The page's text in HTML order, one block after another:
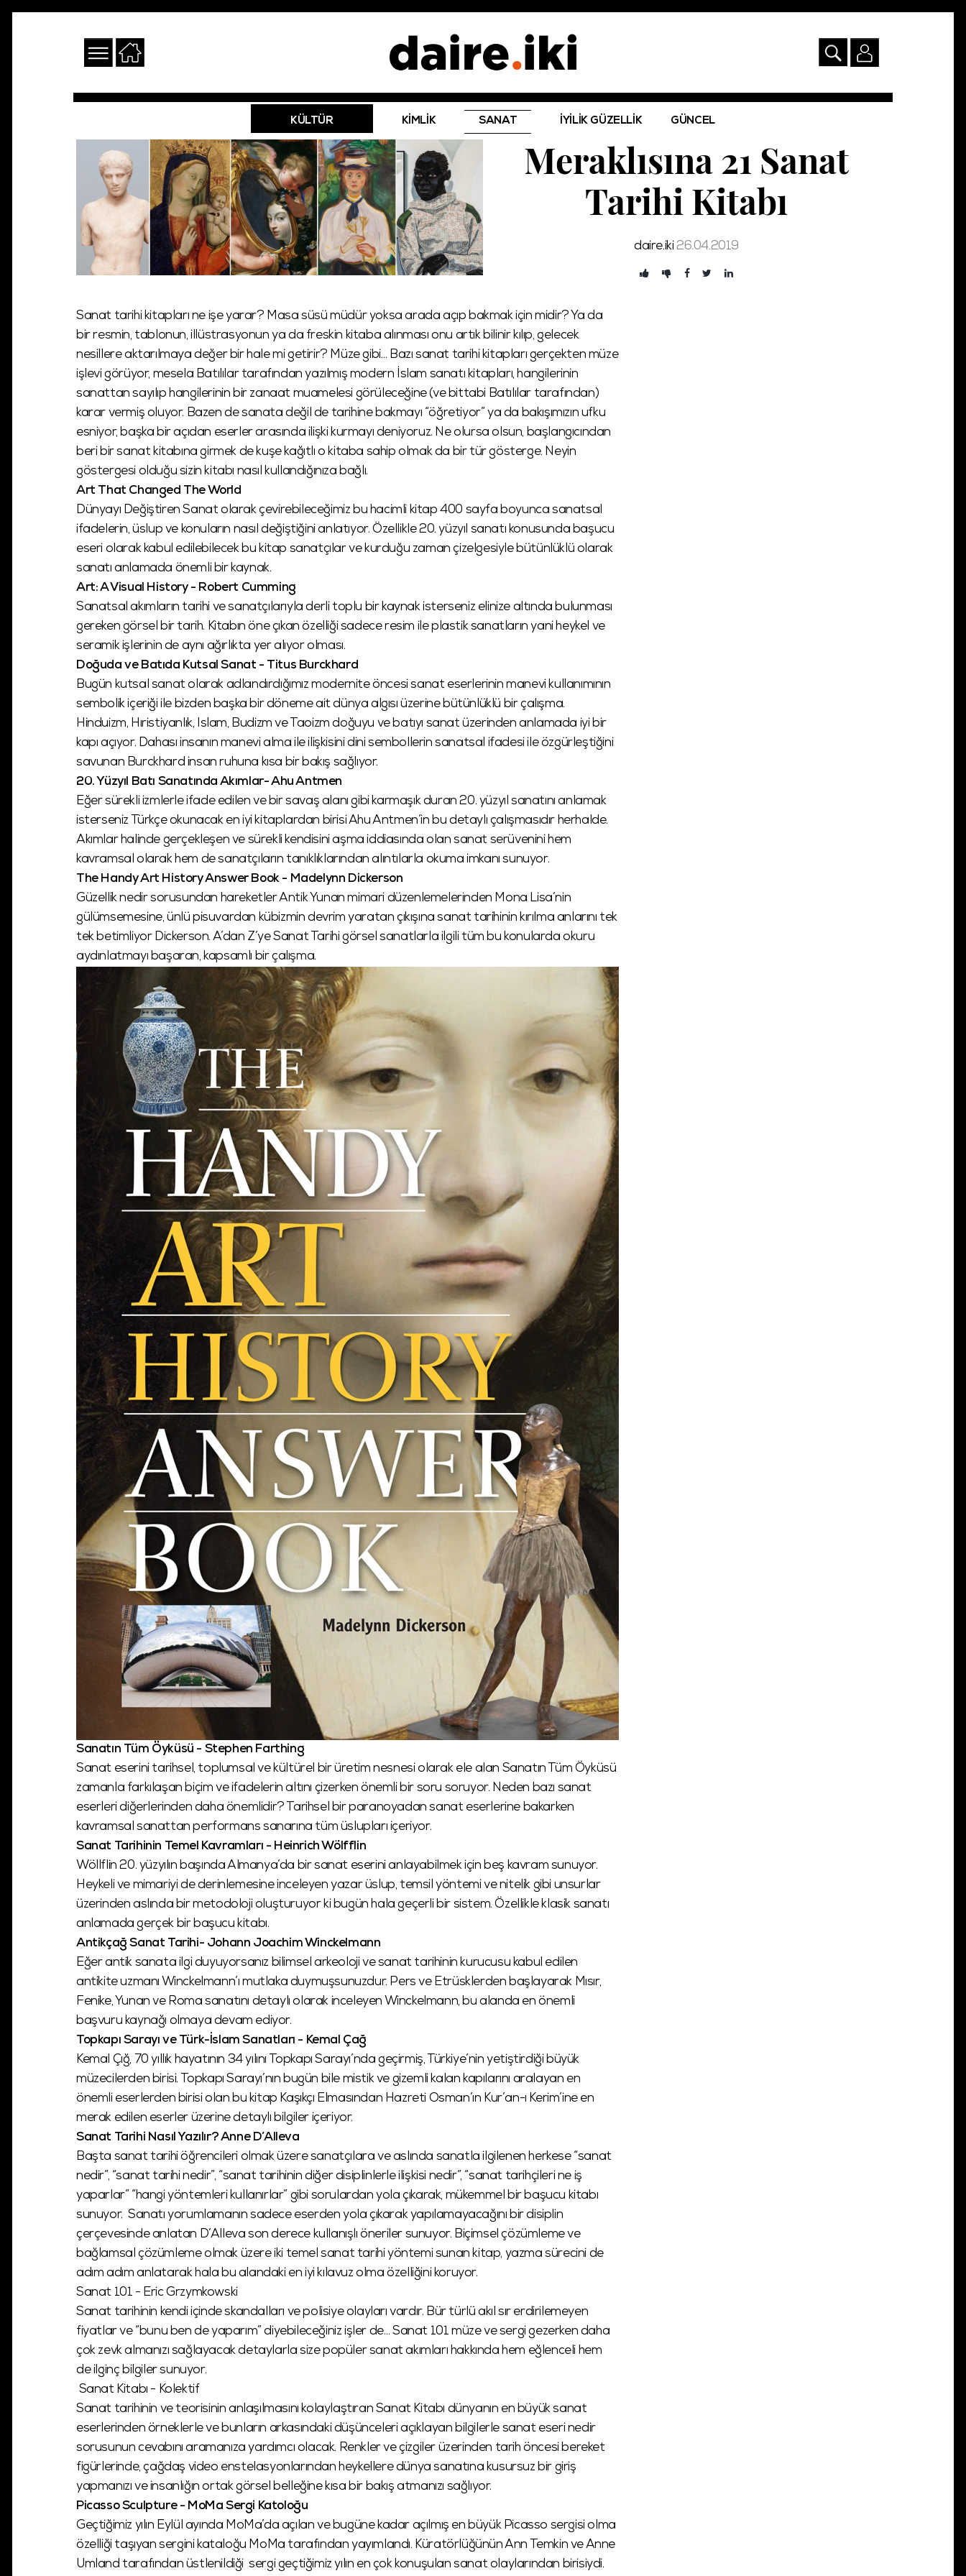
KÜLTÜR KİMLİK SANAT İYİLİK GÜZELLİK GÜNCEL
Meraklısına 21 Sanat
Tarihi Kitabı
daire.iki 26.04.2019
Sanat tarihi kitapları ne işe yarar? Masa süsü müdür yoksa arada açıp bakmak için midir? Ya da
bir resmin, tablonun, illüstrasyonun ya da freskin kitaba alınması onu artık bilinir kılıp, gelecek
nesillere aktarılmaya değer bir hale mi getirir? Müze gibi… Bazı sanat tarihi kitapları gerçekten müze
işlevi görüyor, mesela Batılılar tarafından yazılmış modern İslam sanatı kitapları, hangilerinin
sanattan sayılıp hangilerinin bir zanaat muamelesi görüleceğine (ve bittabi Batılılar tarafından)
karar vermiş oluyor. Bazen de sanata değil de tarihine bakmayı “öğretiyor” ya da bakışımızın ufku
esniyor, başka bir açıdan eserler arasında ilişki kurmayı deniyoruz. Ne olursa olsun, başlangıcından
beri bir sanat kitabına girmek de kuşe kağıtlı o kitaba sahip olmak da bir tür gösterge. Neyin
göstergesi olduğu sizin kitabı nasıl kullandığınıza bağlı.
Art That Changed The World
Dünyayı Değiştiren Sanat olarak çevirebileceğimiz bu hacimli kitap 400 sayfa boyunca sanatsal
ifadelerin, üslup ve konuların nasıl değiştiğini anlatıyor. Özellikle 20. yüzyıl sanatı konusunda başucu
eseri olarak kabul edilebilecek bu kitap sanatçılar ve kurduğu zaman çizelgesiyle bütünlüklü olarak
sanatı anlamada önemli bir kaynak.
Art: A Visual History - Robert Cumming
Sanatsal akımların tarihi ve sanatçılarıyla derli toplu bir kaynak isterseniz elinize altında bulunması
gereken görsel bir tarih. Kitabın öne çıkan özelliği sadece resim ile plastik sanatların yani heykel ve
seramik işlerinin de aynı ağırlıkta yer alıyor olması.
Doğuda ve Batıda Kutsal Sanat - Titus Burckhard
Bugün kutsal sanat olarak adlandırdığımız modernite öncesi sanat eserlerinin manevi kullanımının
sembolik içeriği ile bizden başka bir döneme ait dünya algısı üzerine bütünlüklü bir çalışma.
Hinduizm, Hıristiyanlık, Islam, Budizm ve Taoizm doğuyu ve batıyı sanat üzerinden anlamada iyi bir
kapı açıyor. Dahası insanın manevi alma ile ilişkisini dini sembollerin sanatsal ifadesi ile özgürleştiğini
savunan Burckhard insan ruhuna kısa bir bakış sağlıyor.
20. Yüzyıl Batı Sanatında Akımlar- Ahu Antmen
Eğer sürekli izmlerle ifade edilen ve bir savaş alanı gibi karmaşık duran 20. yüzyıl sanatını anlamak
isterseniz Türkçe okunacak en iyi kitaplardan birisi Ahu Antmen’in bu detaylı çalışmasıdır herhalde.
Akımlar halinde gerçekleşen ve sürekli kendisini aşma iddiasında olan sanat serüvenini hem
kavramsal olarak hem de sanatçıların tanıklıklarından alıntılarla okuma imkanı sunuyor.
The Handy Art History Answer Book - Madelynn Dickerson
Güzellik nedir sorusundan hareketler Antik Yunan mimari düzenlemelerinden Mona Lisa’nin
gülümsemesine, ünlü pisuvardan kübizmin devrim yaratan çıkışına sanat tarihinin kırılma anlarını tek
tek betimliyor Dickerson. A’dan Z’ye Sanat Tarihi görsel sanatlarla ilgili tüm bu konularda okuru
aydınlatmayı başaran, kapsamlı bir çalışma.
Sanatın Tüm Öyküsü - Stephen Farthing
Sanat eserini tarihsel, toplumsal ve kültürel bir üretim nesnesi olarak ele alan Sanatın Tüm Öyküsü
zamanla farkılaşan biçim ve ifadelerin altını çizerken önemli bir soru soruyor. Neden bazı sanat
eserleri diğerlerinden daha önemlidir? Tarihsel bir paranoyadan sanat eserlerine bakarken
kavramsal sanattan performans sanarına tüm üslupları içeriyor.
Sanat Tarihinin Temel Kavramları - Heinrich Wölfflin
Wöllflin 20. yüzyılın başında Almanya’da bir sanat eserini anlayabilmek için beş kavram sunuyor.
Heykeli ve mimariyi de derinlemesine inceleyen yazar üslup, temsil yöntemi ve nitelik gibi unsurlar
üzerinden aslında bir metodoloji oluşturuyor ki bugün hala geçerli bir sistem. Özellikle klasik sanatı
anlamada gerçek bir başucu kitabı.
Antikçağ Sanat Tarihi- Johann Joachim Winckelmann
Eğer antik sanata ilgi duyuyorsanız bilimsel arkeoloji ve sanat tarihinin kurucusu kabul edilen
antikite uzmanı Winckelmann’ı mutlaka duymuşsunuzdur. Pers ve Etrüsklerden başlayarak Mısır,
Fenike, Yunan ve Roma sanatını detaylı olarak inceleyen Winckelmann, bu alanda en önemli
başvuru kaynağı olmaya devam ediyor.
Topkapı Sarayı ve Türk-İslam Sanatları - Kemal Çağ
Kemal Çığ, 70 yıllık hayatının 34 yılını Topkapı Sarayı’nda geçirmiş, Türkiye’nin yetiştirdiği büyük
müzecilerden birisi. Topkapı Sarayı’nın bugün bile mistik ve gizemli kalan kapılarını aralayan en
önemli eserlerden birisi olan bu kitap Kaşıkçı Elmasından Hazreti Osman’ın Kur’an-ı Kerim’ine en
merak edilen eserler üzerine detaylı bilgiler içeriyor.
Sanat Tarihi Nasıl Yazılır? Anne D’Alleva
Başta sanat tarihi öğrencileri olmak üzere sanatçılara ve aslında sanatla ilgilenen herkese “sanat
nedir”, “sanat tarihi nedir”, “sanat tarihinin diğer disiplinlerle ilişkisi nedir”, “sanat tarihçileri ne iş
yaparlar” “hangi yöntemleri kullanırlar” gibi sorulardan yola çıkarak, mükemmel bir başucu kitabı
sunuyor. Sanatı yorumlamanın sadece eserden yola çıkarak yapılamayacağını bir disiplin
çerçevesinde anlatan D’Alleva son derece kullanışlı öneriler sunuyor. Biçimsel çözümleme ve
bağlamsal çözümleme olmak üzere iki temel sanat tarihi yöntemi sunan kitap, yazma sürecini de
adım adım anlatarak hala bu alandaki en iyi kılavuz olma özelliğini koruyor.
Sanat 101 - Eric Grzymkowski
Sanat tarihinin kendi içinde skandalları ve polisiye olayları vardır. Bür türlü akıl sır erdirilemeyen
fiyatlar ve “bunu ben de yaparım” diyebileceğiniz işler de… Sanat 101 müze ve sergi gezerken daha
çok zevk almanızı sağlayacak detaylarla size popüler sanat akımları hakkında hem eğlenceli hem
de ilginç bilgiler sunuyor.
Sanat Kitabı - Kolektif
Sanat tarihinin ve teorisinin anlaşılmasını kolaylaştıran Sanat Kitabı dünyanın en büyük sanat
eserlerinden örneklerle ve bunların arkasındaki düşünceleri açıklayan bilgilerle sanat eseri nedir
sorusunun cevabını aramanıza yardımcı olacak. Renkler ve çizgiler üzerinden tarih öncesi bereket
figürlerinde, çağdaş video enstelasyonlarından heykellere dünya sanatına kusursuz bir giriş
yapmanızı ve insanlığın ortak görsel belleğine kısa bir bakış atmanızı sağlıyor.
Picasso Sculpture - MoMa Sergi Katoloğu
Geçtiğimiz yılın Eylül ayında MoMa’da açılan ve bugüne kadar açılmış en büyük Picasso sergisi olma
özelliği taşıyan sergini kataloğu MoMa tarafından yayımlandı. Küratörlüğünün Ann Temkin ve Anne
Umland tarafından üstlenildiği sergi geçtiğimiz yılın en çok konuşulan sanat olaylarından birisiydi.